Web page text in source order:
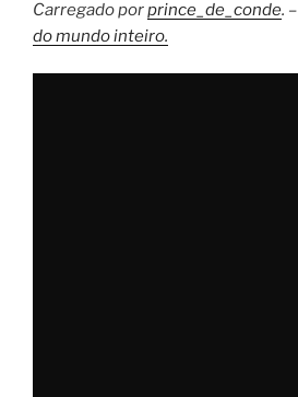
Carregado porprince_de_conde. –
do mundo inteiro.